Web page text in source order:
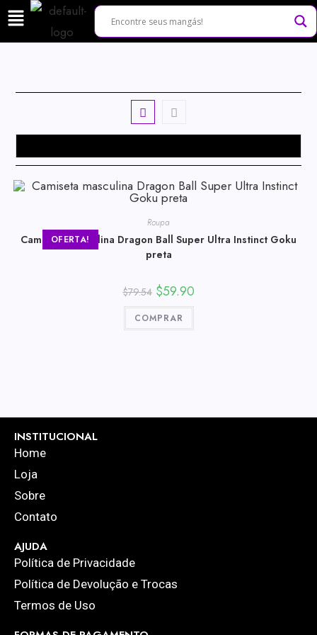
OFERTA!
Roupa
Camiseta masculina Dragon Ball Super Ultra Instinct Goku
preta
$79.54 $59.90
COMPRAR
INSTITUCIONAL
Home
Loja
Sobre
Contato
AJUDA
Política de Privacidade
Política de Devolução e Trocas
Termos de Uso